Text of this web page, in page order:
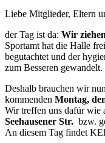
Liebe Mitglieder, Eltern
der Tag ist da: Wir
Sportamt hat die Halle
begutachtet und der
zum Besseren gewandelt.
Deshalb brauchen wir
kommenden Montag,
Wir treffen uns dafür wie
Seehausener Str. bzw.
An diesem Tag findet